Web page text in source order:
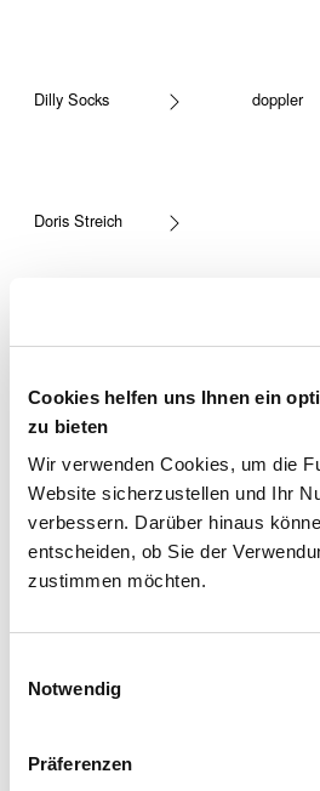
Cookies helfen uns Ihnen ein
zu bieten
Wir verwenden Cookies, um die
Website sicherzustellen und Ihr
verbessern. Darüber hinaus
entscheiden, ob Sie der
zustimmen möchten.
Notwendig
Präferenzen
Dilly Socks doppler
Doris Streich
E
EEM Fashion